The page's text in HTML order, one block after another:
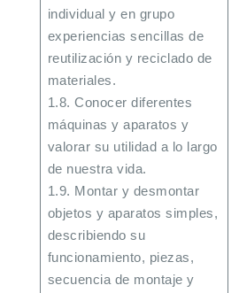
individual y en grupo
experiencias sencillas de
reutilización y reciclado de
materiales.
1.8. Conocer diferentes
máquinas y aparatos y
valorar su utilidad a lo largo
de nuestra vida.
1.9. Montar y desmontar
objetos y aparatos simples,
describiendo su
funcionamiento, piezas,
secuencia de montaje y